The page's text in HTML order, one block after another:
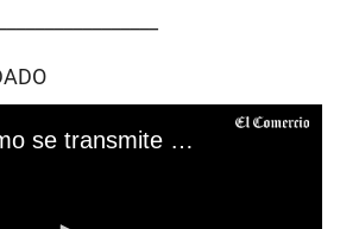
¿Qué es y cómo se transmite el Coronavirus que surgió en China?